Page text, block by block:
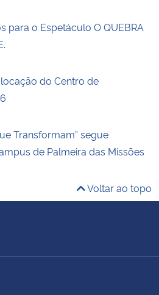
para o Espetáculo O QUEBRA
do Centro de
Transformam” segue
de Palmeira das Missões
Voltar ao topo